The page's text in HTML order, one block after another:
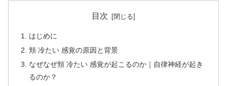
目次
はじめに
頬 冷たい 感覚の原因と背景
なぜなぜ頬 冷たい 感覚が起こるのか｜自律神経が起き
るのか？